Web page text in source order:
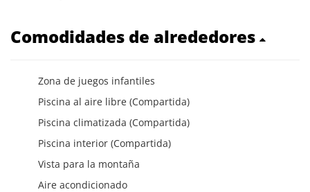
Comodidades de alrededores
Zona de juegos infantiles
Piscina al aire libre (Compartida)
Piscina climatizada (Compartida)
Piscina interior (Compartida)
Vista para la montaña
Aire acondicionado